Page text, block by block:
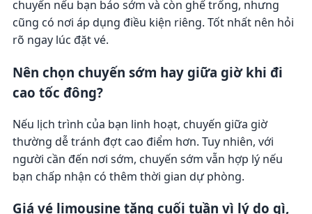
chuyến nếu bạn báo sớm và còn ghế trống, nhưng
cũng có nơi áp dụng điều kiện riêng. Tốt nhất nên hỏi
rõ ngay lúc đặt vé.
Nên chọn chuyến sớm hay giữa giờ khi đi
cao tốc đông?
Nếu lịch trình của bạn linh hoạt, chuyến giữa giờ
thường dễ tránh đợt cao điểm hơn. Tuy nhiên, với
người cần đến nơi sớm, chuyến sớm vẫn hợp lý nếu
bạn chấp nhận có thêm thời gian dự phòng.
Giá vé limousine tăng cuối tuần vì lý do gì,